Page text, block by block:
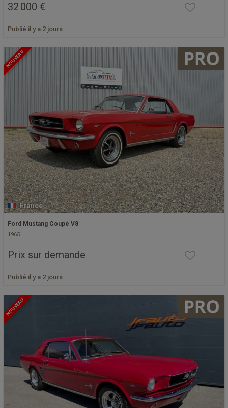
32 000 €
Publié il y a 2 jours
NOUVEAU
France
Ford Mustang Coupé V8
1965
Prix sur demande
Publié il y a 2 jours
NOUVEAU